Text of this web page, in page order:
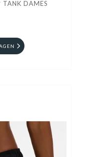
TANK DAMES